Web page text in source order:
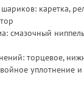
каретка,
смазочный
торцевое,
уплотнение